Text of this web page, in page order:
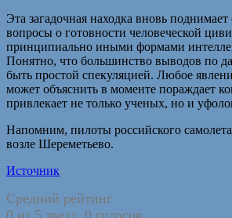
Эта загадочная находка вновь
вопросы о готовности человеческой
принципиально иными формами
Понятно, что большинство выводов по
быть простой спекуляцией. Любое
может объяснить в моменте пораждает
привлекает не только ученых, но и
Напомним, пилоты российского
возле Шереметьево.
Источник
Средний рейтинг